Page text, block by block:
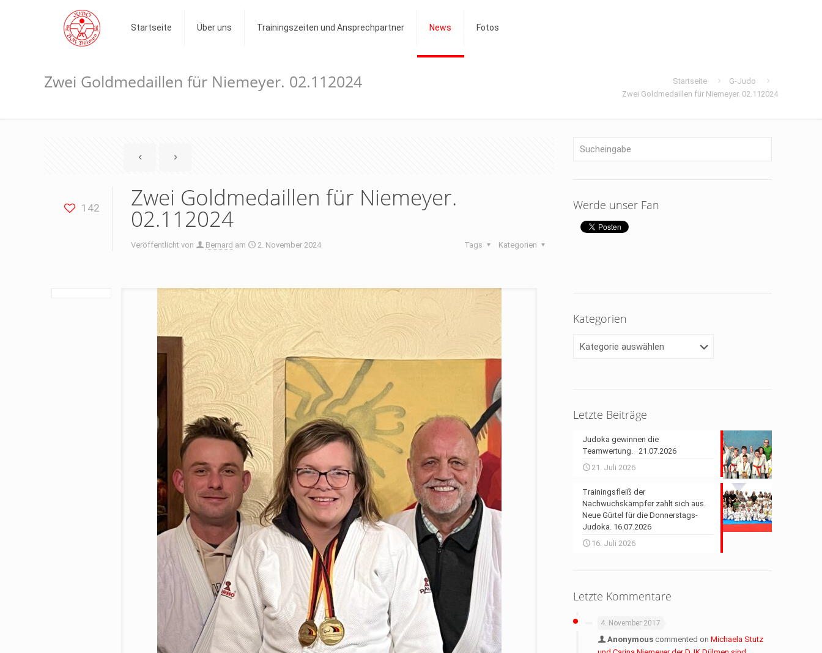
Startseite Über uns Trainingszeiten und Ansprechpartner News Fotos
Zwei Goldmedaillen für Niemeyer. 02.112024 Startseite
G-Judo
Zwei Goldmedaillen für Niemeyer. 02.112024
142 Zwei Goldmedaillen für Niemeyer.
02.112024
Veröffentlicht von Bernard am 2. November 2024 Kategorien
Tags
Werde unser Fan
Kategorien
Letzte Beiträge
Judoka gewinnen die
Teamwertung. 21.07.2026
21. Juli 2026
Trainingsfleiß der
Nachwuchskämpfer zahlt sich aus.
Neue Gürtel für die Donnerstags-
Judoka. 16.07.2026
16. Juli 2026
Letzte Kommentare
4. November 2017
Anonymous commented on Michaela Stutz